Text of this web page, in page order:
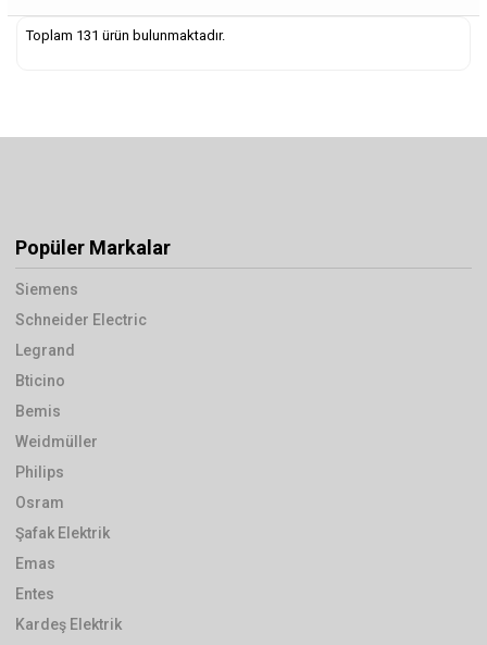
Toplam 131 ürün bulunmaktadır.
Popüler Markalar
Siemens
Schneider Electric
Legrand
Bticino
Bemis
Weidmüller
Philips
Osram
Şafak Elektrik
Emas
Entes
Kardeş Elektrik